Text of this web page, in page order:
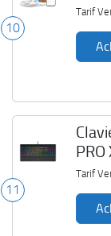
10
Tarif
11
PRO
Tarif